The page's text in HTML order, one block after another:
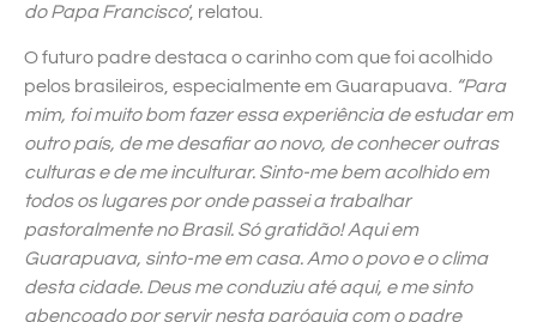
do Papa Francisco‘, relatou.
O futuro padre destaca o carinho com que foi acolhido
pelos brasileiros, especialmente em Guarapuava.
“Para
mim, foi muito bom fazer essa experiência de estudar em
outro país, de me desafiar ao novo, de conhecer outras
culturas e de me inculturar. Sinto-me bem acolhido em
todos os lugares por onde passei a trabalhar
pastoralmente no Brasil. Só gratidão! Aqui em
Guarapuava, sinto-me em casa. Amo o povo e o clima
desta cidade. Deus me conduziu até aqui, e me sinto
abençoado por servir nesta paróquia com o padre